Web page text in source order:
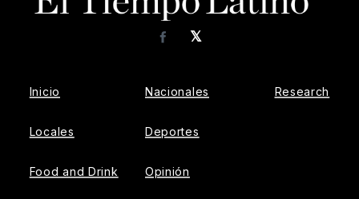
𝕏
Facebook
Inicio
Locales
Food and Drink
Nacionales
Deportes
Opinión
Research